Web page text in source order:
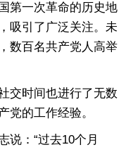
第一次革命的历史地
吸引了广泛关注。未
数百名共产党人高举
时间也进行了无数
党的工作经验。
：“过去10个月